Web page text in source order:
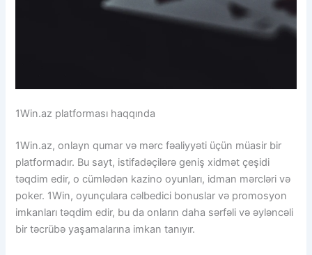
1Win.az platforması haqqında
1Win.az, onlayn qumar və mərc fəaliyyəti üçün müasir bir
platformadır. Bu sayt, istifadəçilərə geniş xidmət çeşidi
təqdim edir, o cümlədən kazino oyunları, idman mərcləri və
poker. 1Win, oyunçulara cəlbedici bonuslar və promosyon
imkanları təqdim edir, bu da onların daha sərfəli və əyləncəli
bir təcrübə yaşamalarına imkan tanıyır.